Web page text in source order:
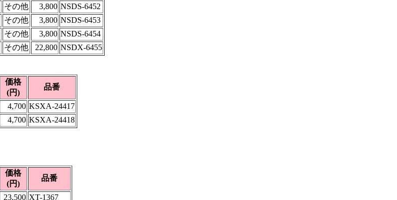
その他 3,800 NSDS-6452
その他 3,800 NSDS-6453
その他 3,800 NSDS-6454
その他 22,800 NSDX-6455
価格
(円)
品番
4,700 KSXA-24417
4,700 KSXA-24418
価格
(円)
品番
23,500 XT-1367